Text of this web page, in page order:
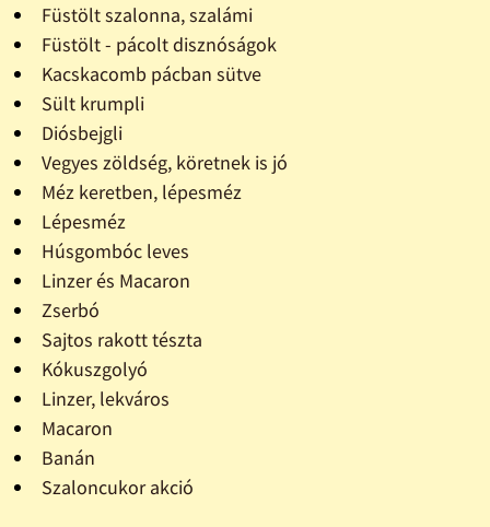
Füstölt szalonna, szalámi
Füstölt - pácolt disznóságok
Kacskacomb pácban sütve
Sült krumpli
Diósbejgli
Vegyes zöldség, köretnek is jó
Méz keretben, lépesméz
Lépesméz
Húsgombóc leves
Linzer és Macaron
Zserbó
Sajtos rakott tészta
Kókuszgolyó
Linzer, lekváros
Macaron
Banán
Szaloncukor akció